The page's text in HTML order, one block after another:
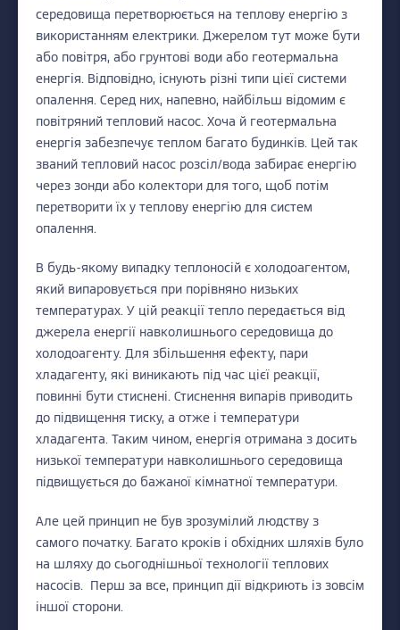
середовища перетворюється на теплову енергію з
використанням електрики. Джерелом тут може бути
або повітря, або грунтові води або геотермальна
енергія. Відповідно, існують різні типи цієї системи
опалення. Серед них, напевно, найбільш відомим є
повітряний тепловий насос. Хоча й геотермальна
енергія забезпечує теплом багато будинків. Цей так
званий тепловий насос розсіл/вода забирає енергію
через зонди або колектори для того, щоб потім
перетворити їх у теплову енергію для систем
опалення.
В будь-якому випадку теплоносій є холодоагентом,
який випаровується при порівняно низьких
температурах. У цій реакції тепло передається від
джерела енергії навколишнього середовища до
холодоагенту. Для збільшення ефекту, пари
хладагенту, які виникають під час цієї реакції,
повинні бути стиснені. Стиснення випарів приводить
до підвищення тиску, а отже і температури
хладагента. Таким чином, енергія отримана з досить
низької температури навколишнього середовища
підвищується до бажаної кімнатної температури.
Але цей принцип не був зрозумілий людству з
самого початку. Багато кроків і обхідних шляхів було
на шляху до сьогоднішньої технології теплових
насосів. Перш за все, принцип дії відкриють із зовсім
іншої сторони.